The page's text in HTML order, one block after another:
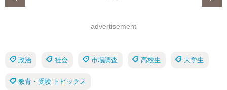
advertisement
政治 社会 市場調査 高校生 大学生
教育・受験 トピックス